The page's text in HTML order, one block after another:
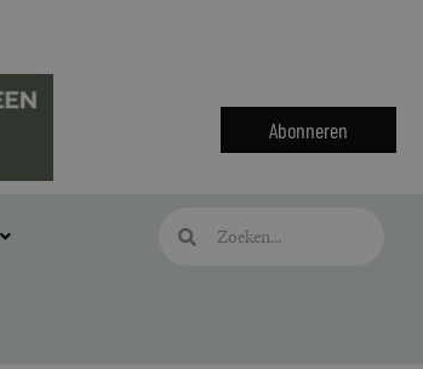
Abonneren
Zoeken